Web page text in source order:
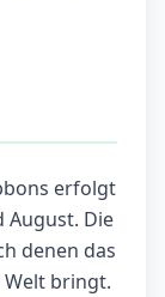
erfolgt
August. Die
denen das
Welt bringt.